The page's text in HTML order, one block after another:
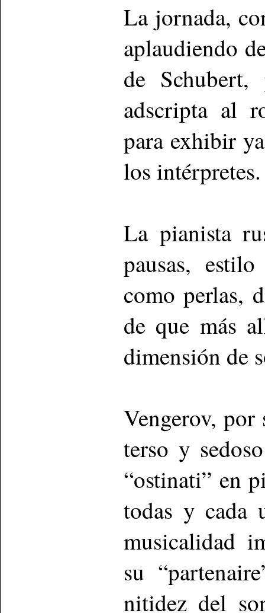
La jornada,
aplaudiendo
de Schubert,
adscripta al
para exhibir
los intérpretes.
La pianista
pausas,
como perlas,
de que más
dimensión de
Vengerov,
terso y
“ostinati” en
todas y cada
musicalidad
su
nitidez del